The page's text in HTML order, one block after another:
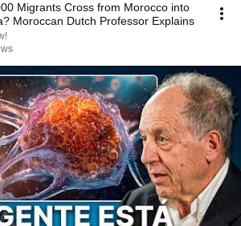
Migrants Cross from Morocco into
Moroccan Dutch Professor Explains